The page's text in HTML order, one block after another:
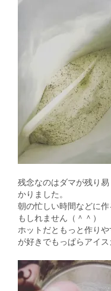
残念なのはダマが残り
かりました。
朝の忙しい時間などに
もしれません（＾＾）
ホットだともっと作り
が好きでもっぱらアイ